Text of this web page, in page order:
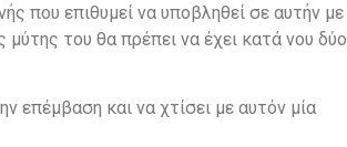
που επιθυμεί να υποβληθεί σε αυτήν με
του θα πρέπει να έχει κατά νου δύο
επέμβαση και να χτίσει με αυτόν μία